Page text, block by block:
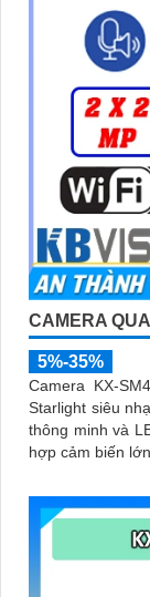
CAMERA
5%-35%
Camera KX-
Starlight siêu
thông minh và LED ánh
hợp cảm biến